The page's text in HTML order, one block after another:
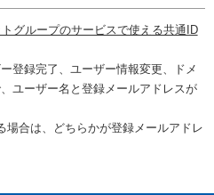
グループのサービスで使える共通ID
登録完了、ユーザー情報変更、ドメ
ユーザー名と登録メールアドレスが
場合は、どちらかが登録メールアドレ